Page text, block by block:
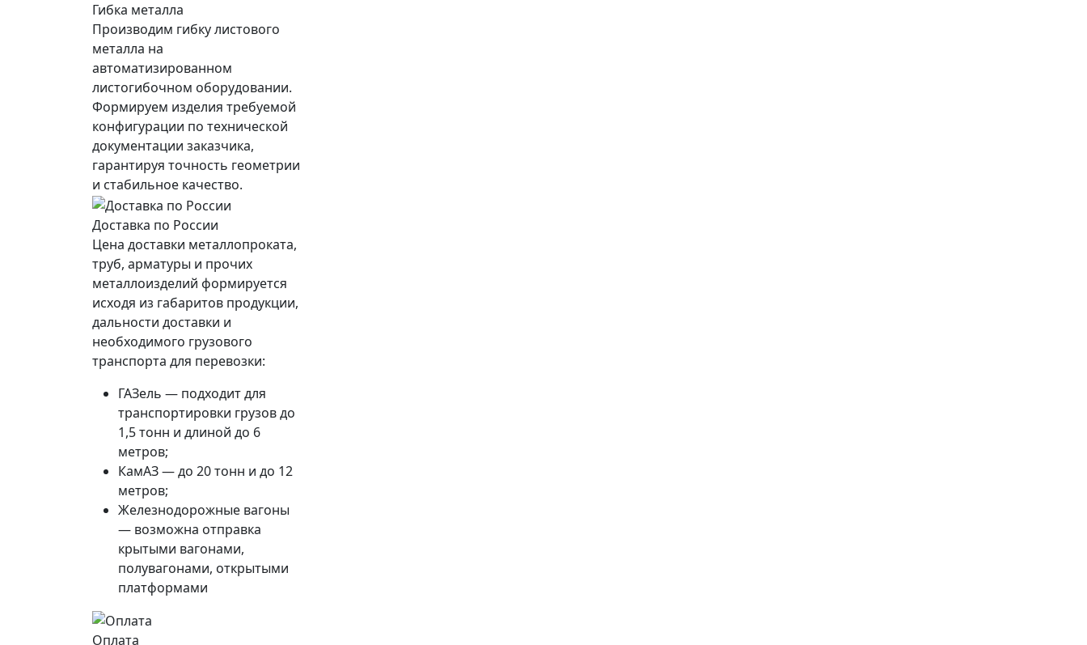
Гибка металла
Производим гибку листового
металла на
автоматизированном
листогибочном оборудовании.
Формируем изделия требуемой
конфигурации по технической
документации заказчика,
гарантируя точность геометрии
и стабильное качество.
Доставка по России
Цена доставки металлопроката,
труб, арматуры и прочих
металлоизделий формируется
исходя из габаритов продукции,
дальности доставки и
необходимого грузового
транспорта для перевозки:
ГАЗель — подходит для
транспортировки грузов до
1,5 тонн и длиной до 6
метров;
КамАЗ — до 20 тонн и до 12
метров;
Железнодорожные вагоны
— возможна отправка
крытыми вагонами,
полувагонами, открытыми
платформами
Оплата